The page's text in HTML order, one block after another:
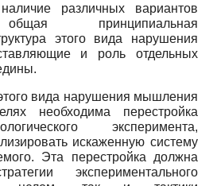
различных вариантов
принципиальная
этого вида нарушения
и роль отдельных
вида нарушения мышления
необходима перестройка
эксперимента,
искаженную систему
Эта перестройка должна
экспериментального